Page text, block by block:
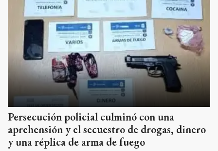
Persecución policial culminó con una
aprehensión y el secuestro de drogas, dinero
y una réplica de arma de fuego